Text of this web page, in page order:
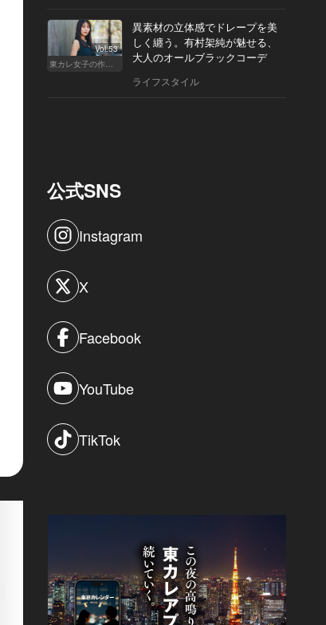
Vol.53
東カレ女子の作り方
異素材の立体感でドレープを美
しく纏う。有村架純が魅せる、
大人のオールブラックコーデ
ライフスタイル
公式SNS
Instagram
X
Facebook
YouTube
TikTok